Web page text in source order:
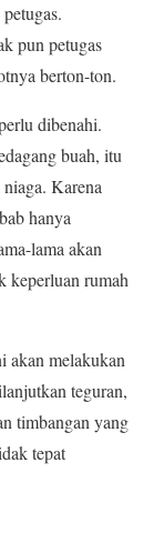
pun petugas
berton-ton.
dibenahi.
buah, itu
Karena
hanya
lama akan
keperluan rumah
akan melakukan
teguran,
timbangan yang
tepat